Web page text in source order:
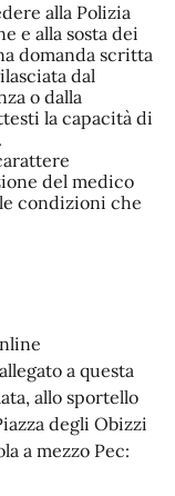
alla Polizia
e alla sosta dei
domanda scritta
dal
o dalla
la capacità di
del medico
condizioni che
a questa
allo sportello
degli Obizzi
a mezzo Pec: